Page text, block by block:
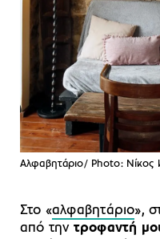
Αλφαβητάριο/ Photo: Νίκος
Στο «αλφαβητάριο»,
από τηντροφαντή